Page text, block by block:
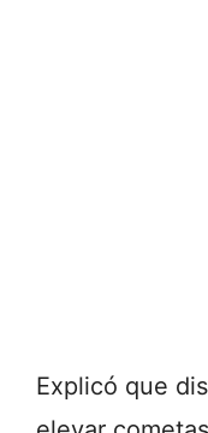
Explicó que